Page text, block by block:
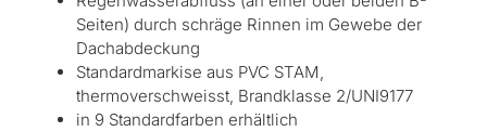
Seiten) durch schräge Rinnen im Gewebe der
Dachabdeckung
Standardmarkise aus PVC STAM,
thermoverschweisst, Brandklasse 2/UNI9177
in 9 Standardfarben erhältlich